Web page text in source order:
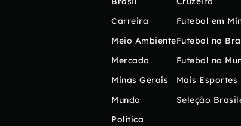
Carreira
Meio Ambiente
Mercado
Minas Gerais
Mundo
Política
Futebol em
Futebol no
Futebol no
Mais Esportes
Seleção